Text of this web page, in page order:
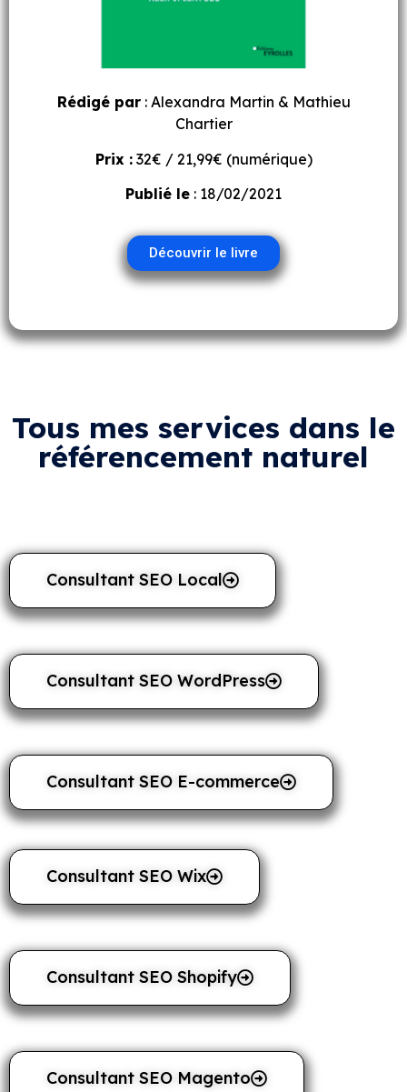
Rédigé par: Alexandra Martin & Mathieu
Chartier
Prix :32€ / 21,99€ (numérique)
Publié le : 18/02/2021
Découvrir le livre
Tous mes services dans le
référencement naturel
Consultant SEO Local
Consultant SEO WordPress
Consultant SEO E-commerce
Consultant SEO Wix
Consultant SEO Shopify
Consultant SEO Magento